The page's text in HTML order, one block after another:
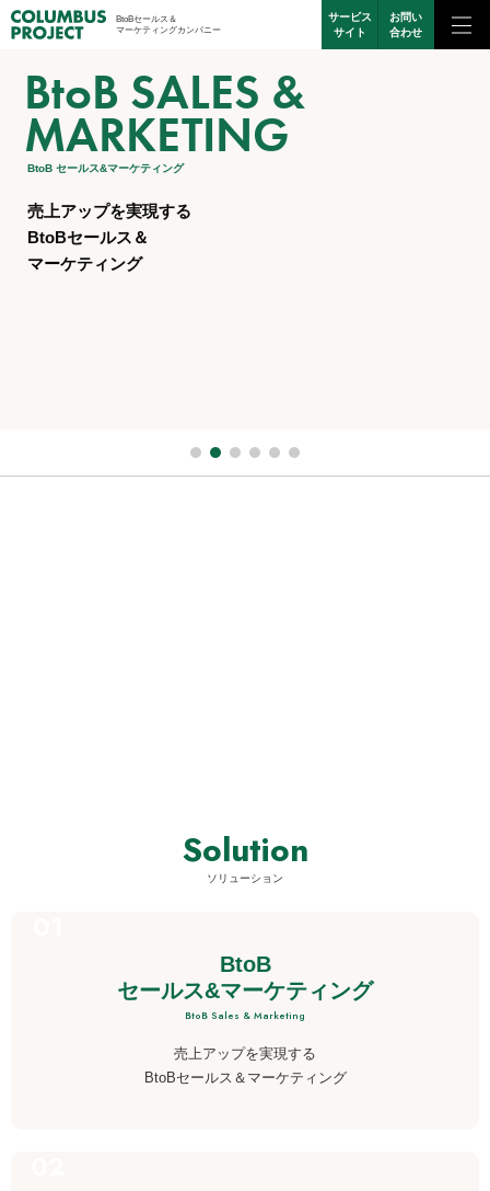
BtoBセールス＆
マーケティングカンパニー
サービス
サイト
お問い
合わせ
ANALYSIS &
OPERATION
分析・運用プロジェクト
ゴールを見据えて
分析をする
改善計画を
PRONI Imitsu
Award 2024
PRONI アイミツアワード 2024上期 受賞
コールセンター・営業代行部門にて
アワードを受賞しました
BtoB SALES &
MARKETING
BtoB セールス&マーケティング
売上アップを実現する
BtoBセールス＆
マーケティング
COMMUNICATION
DESIGN
コミュニケーションデザイン
人の心を動かす
コミュニケーションを
DIGITAL
MARKETING
デジタルマーケティング・広告運用
デジタルによって、
マーケティングは
次の進化を
EC SITE
DEVELOPMENT
ECサイト構築プロジェクト
デジタル領域の
顧客体験を改革し
EC事業の成長を
ANALYSIS &
OPERATION
分析・運用プロジェクト
ゴールを見据えて
分析をする
改善計画を
PRONI Imitsu
Award 2024
PRONI アイミツアワード 2024上期 受賞
コールセンター・営業代行部門にて
アワードを受賞しました
Solution
ソリューション
BtoB
セールス&マーケティング
BtoB Sales & Marketing
売上アップを実現する
BtoBセールス＆マーケティング